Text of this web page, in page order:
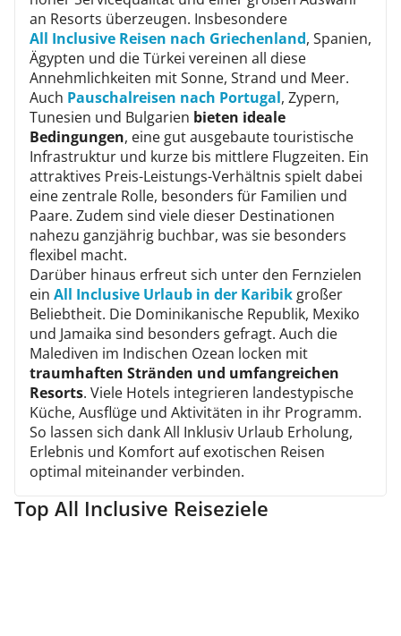
an Resorts überzeugen. Insbesondere
All Inclusive Reisen nach Griechenland, Spanien,
Ägypten und die Türkei vereinen all diese
Annehmlichkeiten mit Sonne, Strand und Meer.
Auch Pauschalreisen nach Portugal, Zypern,
Tunesien und Bulgarien bieten ideale
Bedingungen, eine gut ausgebaute touristische
Infrastruktur und kurze bis mittlere Flugzeiten. Ein
attraktives Preis-Leistungs-Verhältnis spielt dabei
eine zentrale Rolle, besonders für Familien und
Paare. Zudem sind viele dieser Destinationen
nahezu ganzjährig buchbar, was sie besonders
flexibel macht.
Darüber hinaus erfreut sich unter den Fernzielen
ein All Inclusive Urlaub in der Karibik großer
Beliebtheit. Die Dominikanische Republik, Mexiko
und Jamaika sind besonders gefragt. Auch die
Malediven im Indischen Ozean locken mit
traumhaften Stränden und umfangreichen
Resorts. Viele Hotels integrieren landestypische
Küche, Ausflüge und Aktivitäten in ihr Programm.
So lassen sich dank All Inklusiv Urlaub Erholung,
Erlebnis und Komfort auf exotischen Reisen
optimal miteinander verbinden.
Top All Inclusive Reiseziele